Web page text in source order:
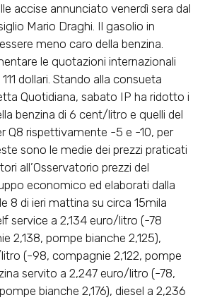
accise annunciato venerdì sera dal
Mario Draghi. Il gasolio in
meno caro della benzina.
le quotazioni internazionali
dollari. Stando alla consueta
Quotidiana, sabato IP ha ridotto i
benzina di 6 cent/litro e quelli del
Q8 rispettivamente -5 e -10, per
sono le medie dei prezzi praticati
all’Osservatorio prezzi del
economico ed elaborati dalla
8 di ieri mattina su circa 15mila
service a 2,134 euro/litro (-78
2,138, pompe bianche 2,125),
(-98, compagnie 2,122, pompe
servito a 2,247 euro/litro (-78,
bianche 2,176), diesel a 2,236